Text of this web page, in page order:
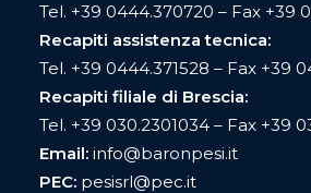
Tel. +39 0444.370720 – Fax +39
Recapiti assistenza tecnica:
Tel. +39 0444.371528 – Fax +39
Recapiti filiale di Brescia:
Tel. +39 030.2301034 – Fax +39
Email: info@baronpesi.it
PEC: pesisrl@pec.it